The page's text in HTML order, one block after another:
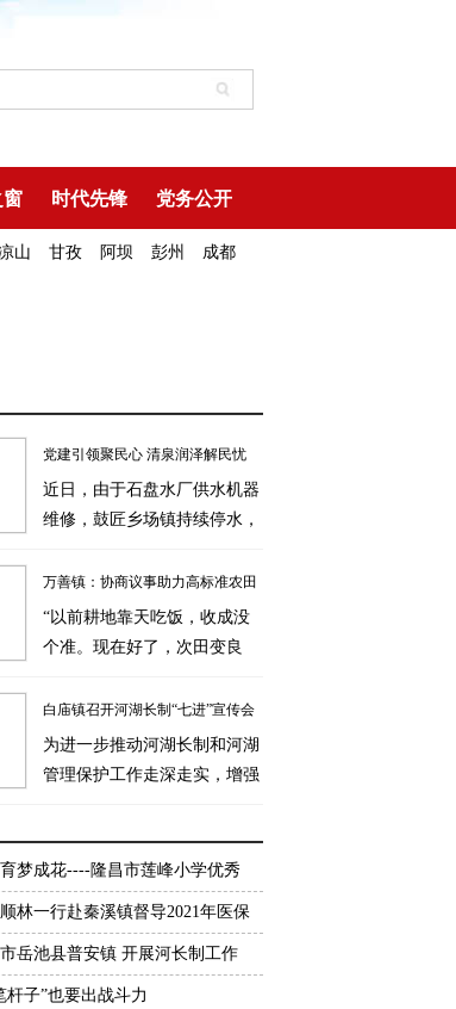
窗 时代先锋 党务公开
山 甘孜 阿坝 彭州 成都
党建引领聚民心 清泉润泽解民忧
近日，由于石盘水厂供水机器
维修，鼓匠乡场镇持续停水，
委闻"旱"而动，迅速组建由党
员干部、村（社区）两委、网
格员构成的应急专班，以群众
队吹响"红色集结号"，将汩汩
万善镇：协商议事助力高标准农田
建设与管理
“以前耕地靠天吃饭，收成没
个准。现在好了，次田变良
老百姓带来了实实在在的好
处！”武胜县万善镇白玉村村
民李大爷站在热火朝天的施工
白庙镇召开河湖长制“七进”宣传会
守护碧水清流
为进一步推动河湖长制和河湖
管理保护工作走深走实，增强
和参与意识，营造干部职工带
头关注河湖、保护河湖的良好
氛围。4月7日，白庙镇召开河
湖长制“七进”宣传会。
梦成花----隆昌市莲峰小学优秀
林一行赴秦溪镇督导2021年医保
岳池县普安镇 开展河长制工作
杆子”也要出战斗力